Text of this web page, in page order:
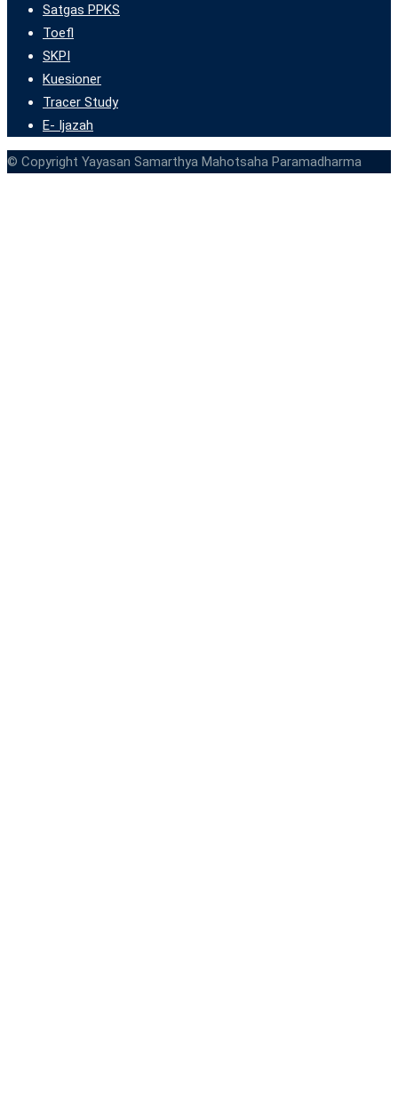
Satgas PPKS
Toefl
SKPI
Kuesioner
Tracer Study
E- Ijazah
© Copyright Yayasan Samarthya Mahotsaha Paramadharma